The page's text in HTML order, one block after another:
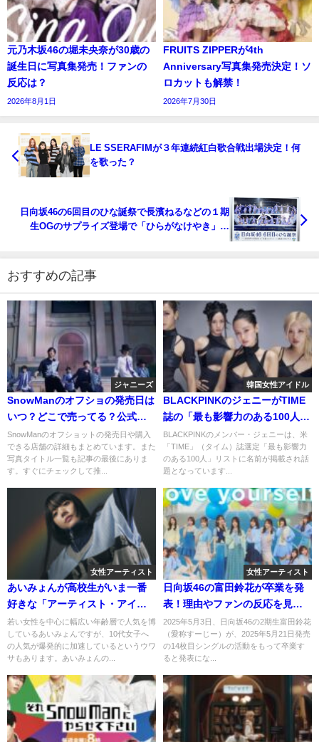
元乃木坂46の堀未央奈が30歳の
誕生日に写真集発売！ファンの
反応は？
2026年8月1日
FRUITS ZIPPERが4th
Anniversary写真集発売決定！ソ
ロカットも解禁！
2026年7月30日
LE SSERAFIMが３年連続紅白歌合戦出場決定！何
を歌った？
日向坂46の6回目のひな誕祭で長濱ねるなどの１期
生OGのサプライズ登場で「ひらがなけやき」復
おすすめの記事
ジャニーズ
SnowManのオフショの発売日は
いつ？どこで売ってる？公式写
真一覧もまとめました！
SnowManのオフショットの発売日や購入
できる店舗の詳細もまとめています。また
写真タイトル一覧も記事の最後にありま
す。すぐにチェックして推...
韓国女性アイドル
BLACKPINKのジェニーがTIME
誌の「最も影響力のある100人」
に選出！選出された理由とは？
BLACKPINKのメンバー・ジェニーは、米
「TIME」（タイム）誌選定「最も影響力
のある100人」リストに名前が掲載され話
題となっています...
女性アーティスト
あいみょんが高校生がいま一番
好きな「アーティスト・アイド
ル」ランキングでコレサワと同
率1位に！投票した理由とは？
若い女性を中心に幅広い年齢層で人気を博
しているあいみょんですが、10代女子へ
の人気が爆発的に加速しているというウワ
サもあります。あいみょんの...
女性アーティスト
日向坂46の富田鈴花が卒業を発
表！理由やファンの反応を見て
みた
2025年5月3日、日向坂46の2期生富田鈴花
（愛称すーじー）が、2025年5月21日発売
の14枚目シングルの活動をもって卒業す
ると発表にな...